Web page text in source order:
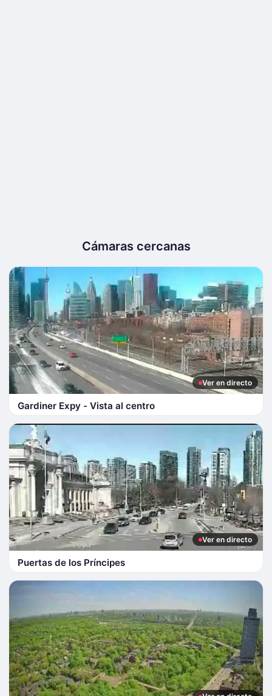
Cámaras cercanas
Ver en directo
Gardiner Expy - Vista al centro
Ver en directo
Puertas de los Príncipes